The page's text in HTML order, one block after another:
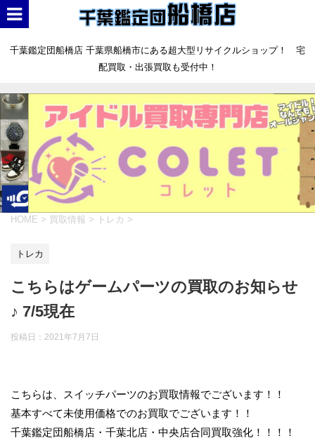
千葉鑑定団船橋店 千葉県船橋市にある超大型リサイクルショップ！ 宅
配買取・出張買取も受付中！
HOME > 買取情報 > トレカ >
トレカ
こちらはゲームパーツの買取のお知らせ
♪ 7/5現在
投稿日： 2021年7月7日
こちらは、スイッチパーツのお買取情報でございます！！
基本すべて未使用価格でのお買取でございます！！
千葉鑑定団船橋店・千葉北店・中央店合同買取強化！！！！